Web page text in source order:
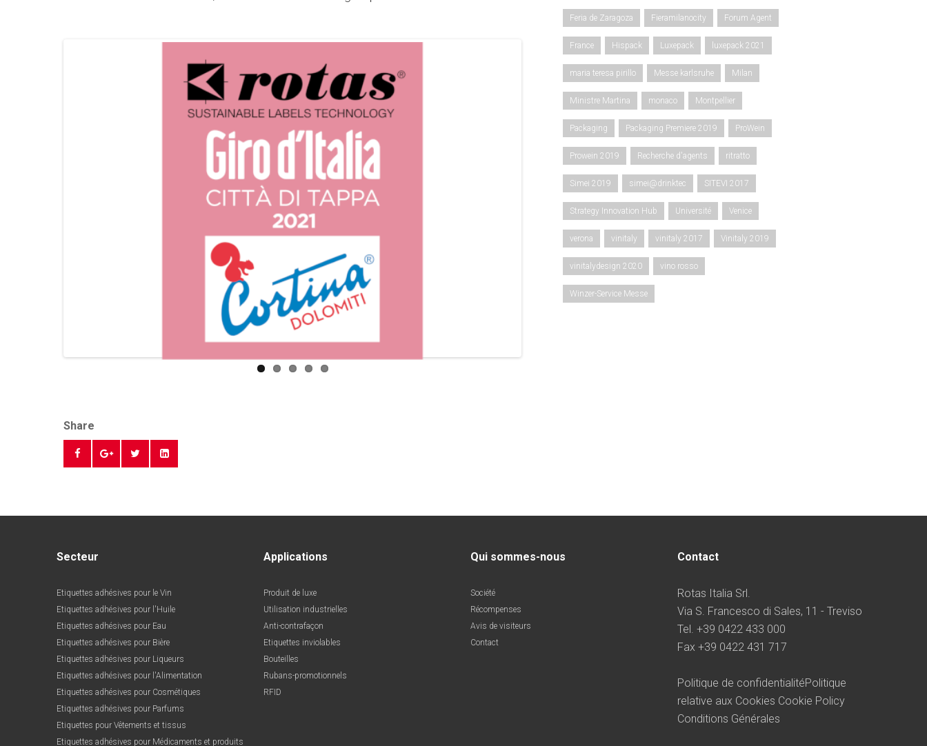
Share
Feria de Zaragoza Fieramilanocity Forum Agent
France Hispack Luxepack luxepack 2021
maria teresa pirillo Messe karlsruhe Milan
Ministre Martina monaco Montpellier
Packaging Packaging Premiere 2019 ProWein
Prowein 2019 Recherche d'agents ritratto
Simei 2019 simei@drinktec SITEVI 2017
Strategy Innovation Hub Université Venice
verona vinitaly vinitaly 2017 Vinitaly 2019
vinitalydesign 2020 vino rosso
Winzer-Service Messe
Secteur
Etiquettes adhésives pour le Vin
Etiquettes adhésives pour l'Huile
Etiquettes adhésives pour Eau
Etiquettes adhésives pour Bière
Etiquettes adhésives pour Liqueurs
Etiquettes adhésives pour l'Alimentation
Etiquettes adhésives pour Cosmétiques
Etiquettes adhésives pour Parfums
Etiquettes pour Vêtements et tissus
Etiquettes adhésives pour Médicaments et produits
Applications
Produit de luxe
Utilisation industrielles
Anti-contrafaçon
Etiquettes inviolables
Bouteilles
Rubans-promotionnels
RFID
Qui sommes-nous
Société
Récompenses
Avis de visiteurs
Contact
Contact
Rotas Italia Srl.
Via S. Francesco di Sales, 11 - Treviso
Tel. +39 0422 433 000
Fax +39 0422 431 717
Politique de confidentialitéPolitique
relative aux Cookies Cookie Policy
Conditions Générales